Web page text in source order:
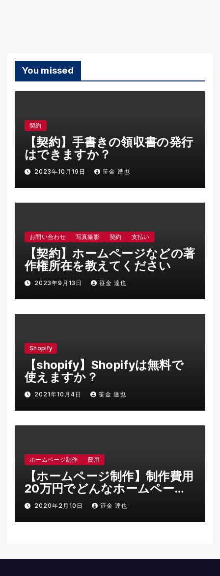
You missed
契約
【契約】手書きの領収書の発行
はできますか？
2023年10月19日 笹金 達也
お問い合わせ 写真撮影 契約 支払い
【契約】ホームページなどの著
作権所在を教えてください
2023年9月13日 笹金 達也
Shopify
【shopify】Shopifyは無料で
使えますか？
2021年10月4日 笹金 達也
ホームページ制作 費用
【ホームページ制作】制作費用
20万円でどんなホームページ
を作ることができますか？
2020年2月10日 笹金 達也